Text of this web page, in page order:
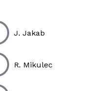
J. Jakab
R. Mikulec